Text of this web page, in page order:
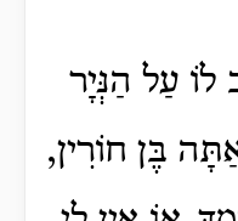
עַל הַנְּיָר
בֶּן חוֹרִין,